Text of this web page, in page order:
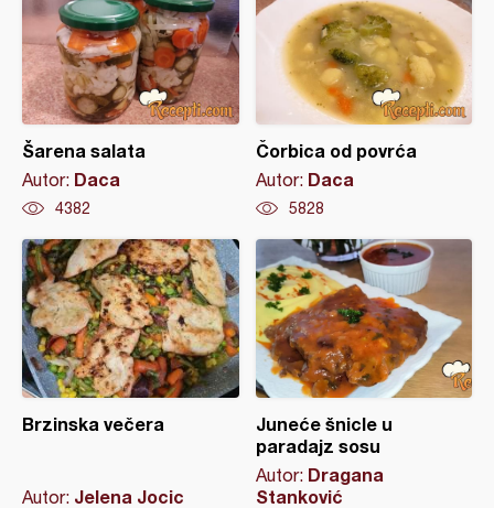
Šarena salata
Autor: Daca
4382
Čorbica od povrća
Autor: Daca
5828
Brzinska večera
Autor: Jelena Jocic
Juneće šnicle u
paradajz sosu
Autor: Dragana
Stanković